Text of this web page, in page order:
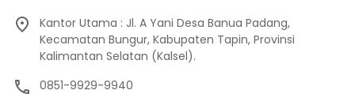
Kantor Utama : Jl. A Yani Desa Banua Padang,
Kecamatan Bungur, Kabupaten Tapin, Provinsi
Kalimantan Selatan (Kalsel).
0851-9929-9940